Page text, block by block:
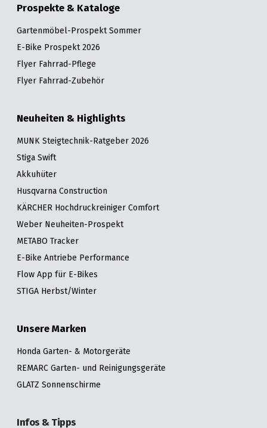
Prospekte & Kataloge
Gartenmöbel-Prospekt Sommer
E-Bike Prospekt 2026
Flyer Fahrrad-Pflege
Flyer Fahrrad-Zubehör
Neuheiten & Highlights
MUNK Steigtechnik-Ratgeber 2026
Stiga Swift
Akkuhüter
Husqvarna Construction
KÄRCHER Hochdruckreiniger Comfort
Weber Neuheiten-Prospekt
METABO Tracker
E-Bike Antriebe Performance
Flow App für E-Bikes
STIGA Herbst/Winter
Unsere Marken
Honda Garten- & Motorgeräte
REMARC Garten- und Reinigungsgeräte
GLATZ Sonnenschirme
Infos & Tipps